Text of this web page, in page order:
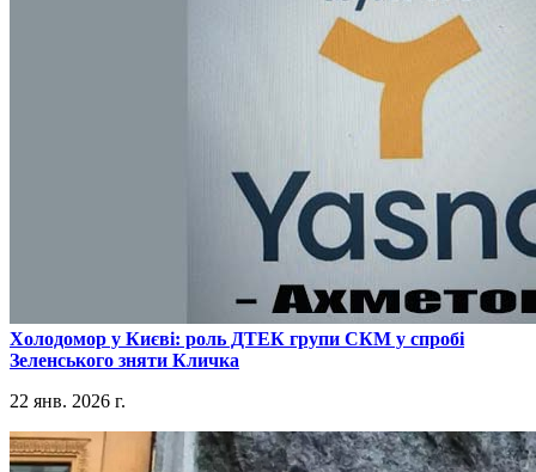
​Холодомор у Києві: роль ДТЕК групи СКМ у спробі
Зеленського зняти Кличка
22 янв. 2026 г.